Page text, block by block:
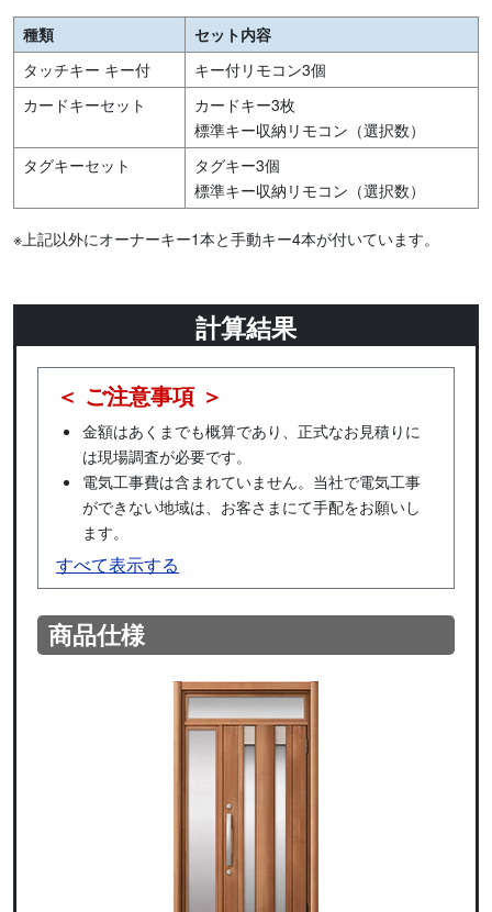
種類
セット内容
タッチキー キー付
キー付リモコン3個
カードキーセット
カードキー3枚
標準キー収納リモコン（選択数）
タグキーセット
タグキー3個
標準キー収納リモコン（選択数）
※上記以外にオーナーキー1本と手動キー4本が付いています。
計算結果
＜ ご注意事項 ＞
金額はあくまでも概算であり、正式なお見積りに
は現場調査が必要です。
電気工事費は含まれていません。当社で電気工事
ができない地域は、お客さまにて手配をお願いし
ます。
すべて表示する
商品仕様